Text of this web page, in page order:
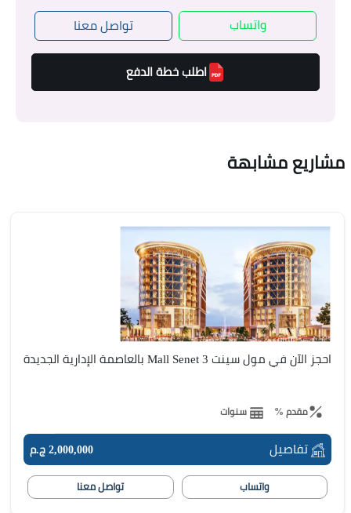
واتساب تواصل معنا
اطلب خطة الدفع
مشاريع مشابهة
احجز الآن في مول سينت Mall Senet 3 بالعاصمة الإدارية الجديدة
مقدم % سنوات
تفاصيل 2,000,000 ج.م
واتساب تواصل معنا